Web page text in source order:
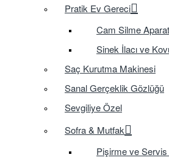
Pratik Ev Gereci
Cam Silme
Sinek İlacı ve
Saç Kurutma Makinesi
Sanal Gerçeklik Gözlüğü
Sevgiliye Özel
Sofra & Mutfak
Pişirme ve